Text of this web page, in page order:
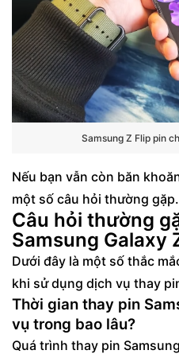
Samsung Z Flip pin
Nếu bạn vẫn còn băn
một số câu hỏi thường gặp.
Câu hỏi thường
Samsung Galaxy
Dưới đây là một số thắc
khi sử dụng dịch vụ thay
Thời gian thay pin
vụ trong bao lâu?
Quá trình thay pin